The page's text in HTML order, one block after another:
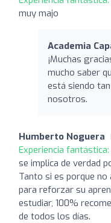
muy majo
Academia
¡Muchas
mucho saber
está siendo
nosotros.
Humberto Noguera
Experiencia fantástica:
se implica de verdad
Tanto si es porque
para reforzar su
estudiar, 100%
de todos los días.